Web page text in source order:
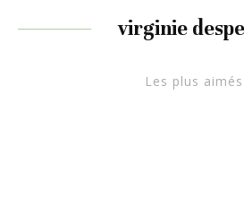
virginie
Les plus aimés